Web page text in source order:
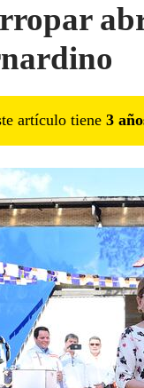
artículo tiene 3 año